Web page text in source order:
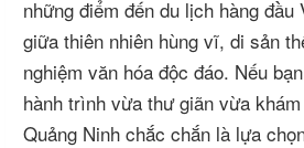
những điểm đến du lịch hàng
giữa thiên nhiên hùng vĩ, di sản
nghiệm văn hóa độc đáo. Nếu
hành trình vừa thư giãn vừa
Quảng Ninh chắc chắn là lựa